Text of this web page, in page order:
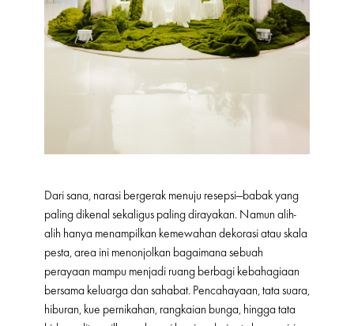
Dari sana, narasi bergerak menuju resepsi—babak yang
paling dikenal sekaligus paling dirayakan. Namun alih-
alih hanya menampilkan kemewahan dekorasi atau skala
pesta, area ini menonjolkan bagaimana sebuah
perayaan mampu menjadi ruang berbagi kebahagiaan
bersama keluarga dan sahabat. Pencahayaan, tata suara,
hiburan, kue pernikahan, rangkaian bunga, hingga tata